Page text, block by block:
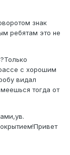
знак
ребятам это не
с хорошим
видал
тогда от